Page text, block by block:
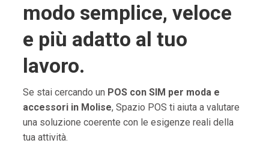
modo semplice, veloce
e più adatto al tuo
lavoro.
Se stai cercando un POS con SIM per moda e
accessori in Molise, Spazio POS ti aiuta a valutare
una soluzione coerente con le esigenze reali della
tua attività.